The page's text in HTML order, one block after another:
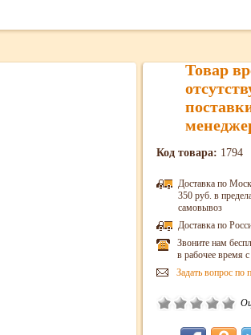
Товар
Код товара: 1794
Доставка по
350 руб. в
самовывоз
Доставка по
Звоните нам
в рабочее время
Задать вопрос по